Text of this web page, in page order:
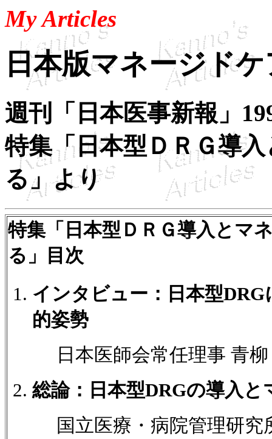
My Articles
日本版マネージド
週刊「日本医事新報」
特集「日本型ＤＲＧ導
る」より
特集「日本型ＤＲＧ導入とマ
る」目次
インタビュー：日本型
的姿勢
日本医師会常任理事 青
総論：日本型DRGの導入
国立医療・病院管理研